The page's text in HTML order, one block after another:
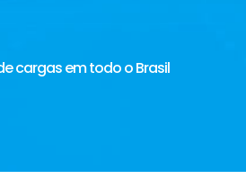
cargas em todo o Brasil